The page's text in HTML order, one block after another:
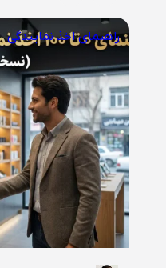
راهنمای اخذ نمایندگی